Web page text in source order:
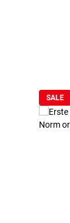
SALE